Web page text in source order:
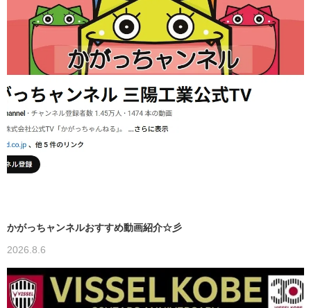
かがっちャンネルおすすめ動画紹介☆彡
2026.8.6